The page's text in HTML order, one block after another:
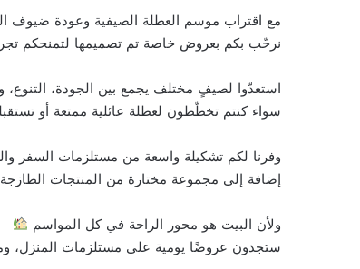
مع اقتراب موسم العطلة الصيفية وعودة ضيوف
نرحّب بكم بعروض خاصة تم تصميمها لتمنحكم
استعدّوا لصيفٍ مختلف يجمع بين الجودة، التنوع،
سواء كنتم تخطّطون لعطلة عائلية ممتعة أو
وفرنا لكم تشكيلة واسعة من مستلزمات السفر
إضافة إلى مجموعة مختارة من المنتجات
ولأن البيت هو محور الراحة في كل المواسم
ستجدون عروضًا يومية على مستلزمات المنزل،